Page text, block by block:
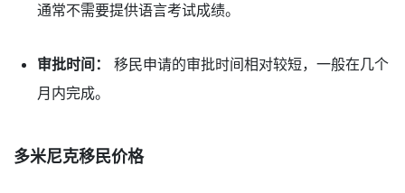
通常不需要提供语言考试成绩。
审批时间：
移民申请的审批时间相对较短，一般在几个
月内完成。
多米尼克移民价格